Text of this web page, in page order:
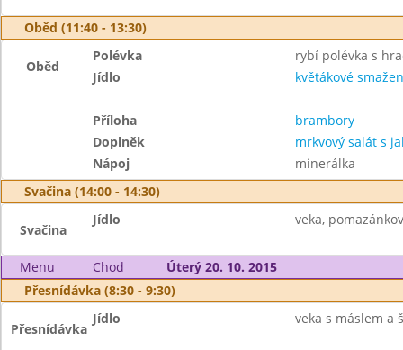
Oběd (11:40 - 13:30)
Oběd
Polévka
rybí polévka s
Jídlo
květákové
Příloha
brambory
Doplněk
mrkvový salát s
Nápoj
minerálka
Svačina (14:00 - 14:30)
Svačina
Jídlo veka,
Menu Chod
Úterý 20. 10. 2015
Přesnídávka (8:30 - 9:30)
Přesnídávka
Jídlo veka s máslem a